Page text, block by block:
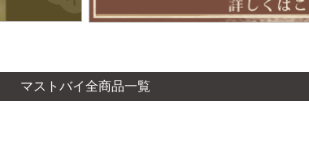
マストバイ全商品一覧